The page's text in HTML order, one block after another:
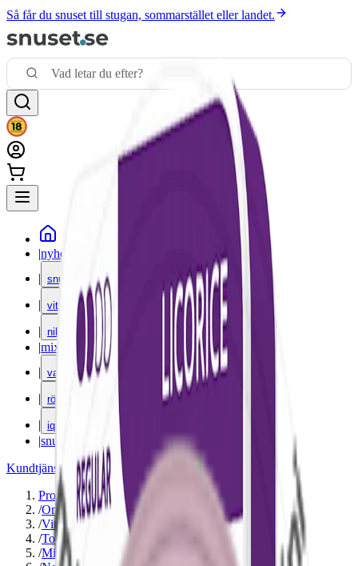
Så får du snuset till stugan, sommarstället eller landet.
|nyheter
| snus
| vitt snus
| nikotinfritt
|mixpack
| vape
| rökning
| iqos
|snuskuriren
Kundtjänst|
Varumärken
Produkter
/On!
/Vitt snus
/Torr Portion
/Mini